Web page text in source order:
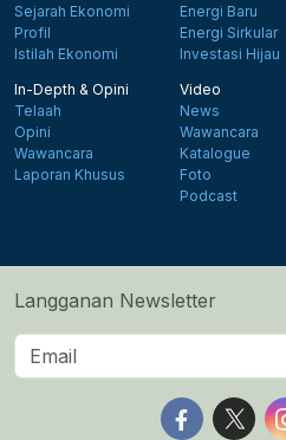
Sejarah Ekonomi
Profil
Istilah Ekonomi
Energi Baru
Energi Sirkular
Investasi Hijau
In-Depth & Opini
Telaah
Opini
Wawancara
Laporan Khusus
Video
News
Wawancara
Katalogue
Foto
Podcast
Langganan Newsletter
Follow